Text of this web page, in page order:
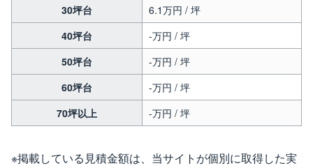
30坪台
6.1万円 / 坪
40坪台
-万円 / 坪
50坪台
-万円 / 坪
60坪台
-万円 / 坪
70坪以上
-万円 / 坪
※掲載している見積金額は、当サイトが個別に取得した実